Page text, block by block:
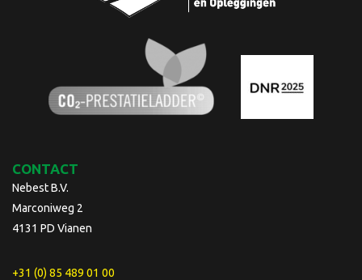
CONTACT
Nebest B.V.
Marconiweg 2
4131 PD Vianen
+31 (0) 85 489 01 00